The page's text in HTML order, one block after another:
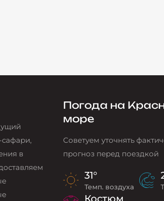
в
Погода на
море
Советуем уточнять
прогноз перед поездкой
31°
Темп. воздуха
Костюм